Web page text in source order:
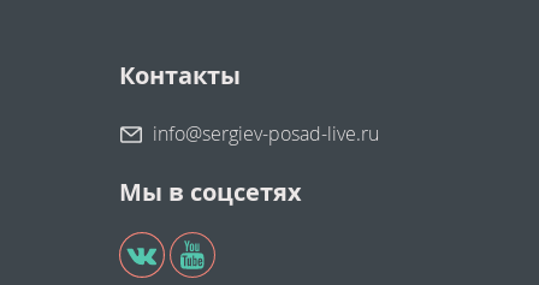
Контакты
info@sergiev-posad-live.ru
Мы в соцсетях